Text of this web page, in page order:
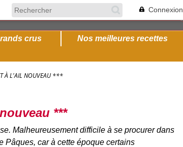
Connexion
crus
Nos meilleures recettes
À L'AIL NOUVEAU ***
***
Malheureusement difficile à se procurer dans
Pâques, car à cette époque certains